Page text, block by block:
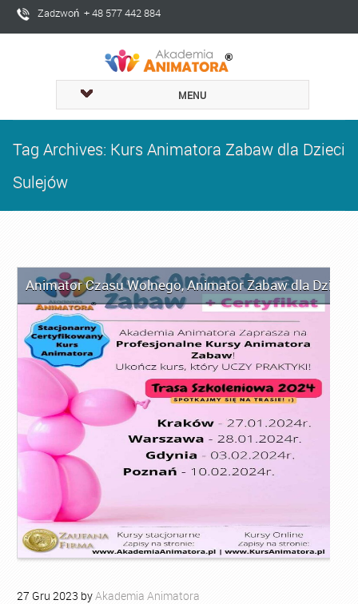
Zadzwoń + 48 577 442 884
MENU
Tag Archives: Kurs Animatora Zabaw dla Dzieci
Sulejów
Animator Czasu Wolnego,Animator Zabaw dla Dzieci
27 Gru 2023 byAkademia Animatora